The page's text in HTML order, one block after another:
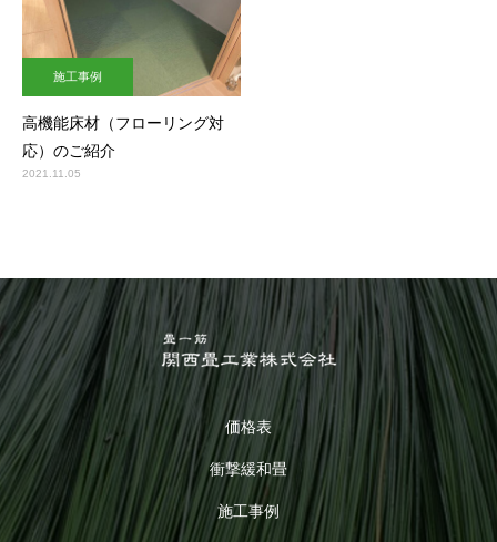
施工事例
高機能床材（フローリング対
応）のご紹介
2021.11.05
価格表
衝撃緩和畳
施工事例